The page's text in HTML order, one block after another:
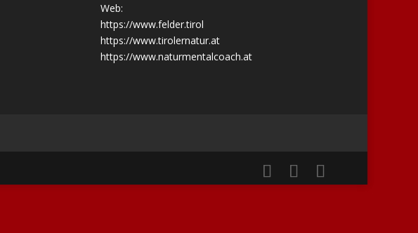
Web:
https://www.felder.tirol
https://www.tirolernatur.at
https://www.naturmentalcoach.at